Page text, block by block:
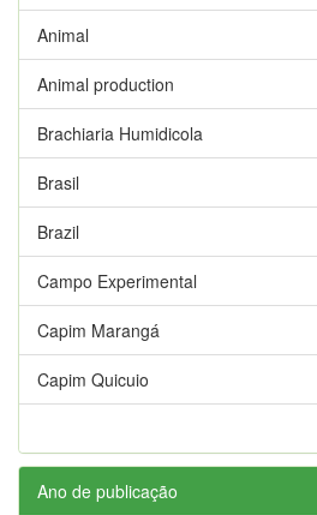
Animal
Animal production
Brachiaria Humidicola
Brasil
Brazil
Campo Experimental
Capim Marangá
Capim Quicuio
Ano de publicação